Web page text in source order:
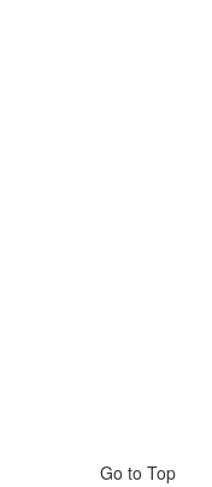
Go to Top